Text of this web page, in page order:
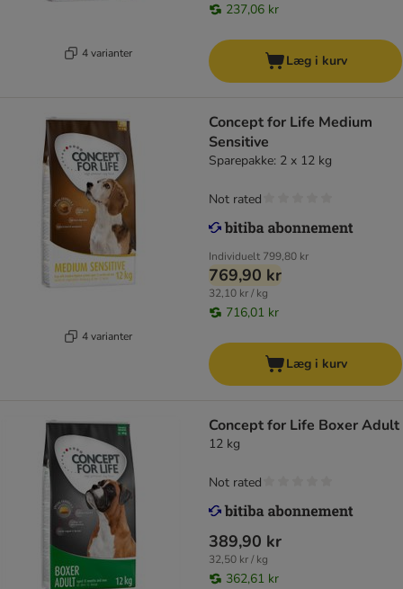
4 varianter
237,06 kr
Læg i kurv
4 varianter
Concept for Life Medium
Sensitive
Sparepakke: 2 x 12 kg
Individuelt 799,80 kr
769,90 kr
32,10 kr / kg
716,01 kr
Not rated
Læg i kurv
Concept for Life Boxer Adult
12 kg
389,90 kr
32,50 kr / kg
362,61 kr
Not rated